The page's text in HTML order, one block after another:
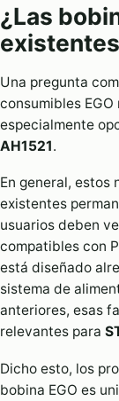
¿Las
Una pregunta
consumibles
especialmente
AH1521.
En general, estos
existentes
usuarios deben
compatibles con
está diseñado
sistema de
anteriores, esas
relevantes para
Dicho esto, los
bobina EGO es